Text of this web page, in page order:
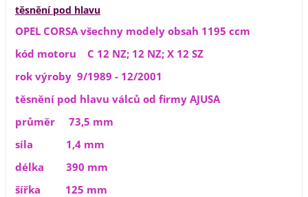
těsnění pod hlavu
OPEL CORSA všechny modely obsah 1195 ccm
kód motoru C 12 NZ; 12 NZ; X 12 SZ
rok výroby 9/1989 - 12/2001
těsnění pod hlavu válců od firmy AJUSA
průměr 73,5 mm
síla 1,4 mm
délka 390 mm
šířka 125 mm